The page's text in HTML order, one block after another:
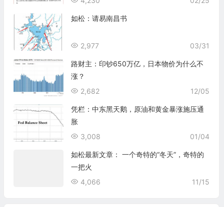
如松：请易南昌书
03/31
2,977
路财主：印钞650万亿，日本物价为什么不
涨？
12/05
2,682
凭栏：中东黑天鹅，原油和黄金暴涨施压通
胀
01/04
3,008
如松最新文章： 一个奇特的“冬天”，奇特的
一把火
11/15
4,066